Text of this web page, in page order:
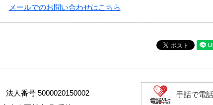
メールでのお問い合わせはこちら
法人番号 5000020150002
手話で電